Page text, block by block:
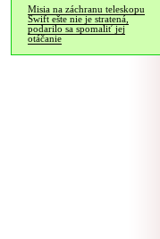
Misia na záchranu teleskopu
Swift ešte nie je stratená,
podarilo sa spomaliť jej
otáčanie